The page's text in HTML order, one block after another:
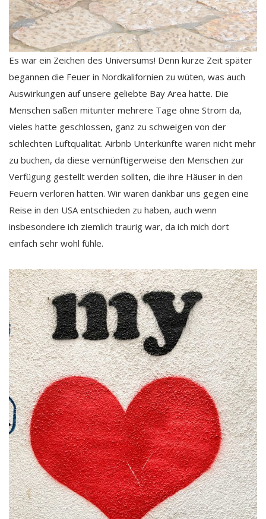
Es war ein Zeichen des Universums! Denn kurze Zeit später
begannen die Feuer in Nordkalifornien zu wüten, was auch
Auswirkungen auf unsere geliebte Bay Area hatte. Die
Menschen saßen mitunter mehrere Tage ohne Strom da,
vieles hatte geschlossen, ganz zu schweigen von der
schlechten Luftqualität. Airbnb Unterkünfte waren nicht mehr
zu buchen, da diese vernünftigerweise den Menschen zur
Verfügung gestellt werden sollten, die ihre Häuser in den
Feuern verloren hatten. Wir waren dankbar uns gegen eine
Reise in den USA entschieden zu haben, auch wenn
insbesondere ich ziemlich traurig war, da ich mich dort
einfach sehr wohl fühle.